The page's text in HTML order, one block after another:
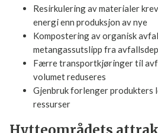
klimagassutslipp:
Resirkulering av materialer
energi enn produksjon av nye
Kompostering av organisk
metangassutslipp fra
volumet reduseres
ressurser